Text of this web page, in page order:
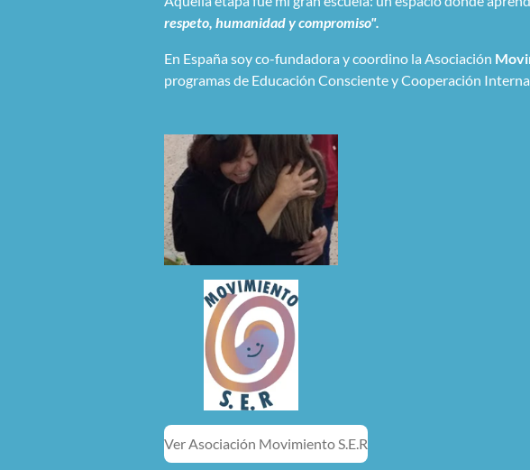
respeto, humanidad y compromiso".
En España soy co-fundadora y coordino la Asociación
programas de Educación Consciente y Cooperación
Ver Asociación Movimiento S.E.R